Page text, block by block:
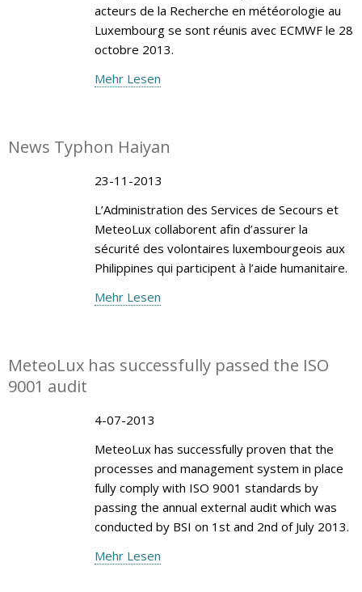
acteurs de la Recherche en météorologie au
Luxembourg se sont réunis avec ECMWF le 28
octobre 2013.
Mehr Lesen
News Typhon Haiyan
23-11-2013
L’Administration des Services de Secours et
MeteoLux collaborent afin d’assurer la
sécurité des volontaires luxembourgeois aux
Philippines qui participent à l’aide humanitaire.
Mehr Lesen
MeteoLux has successfully passed the ISO
9001 audit
4-07-2013
MeteoLux has successfully proven that the
processes and management system in place
fully comply with ISO 9001 standards by
passing the annual external audit which was
conducted by BSI on 1st and 2nd of July 2013.
Mehr Lesen